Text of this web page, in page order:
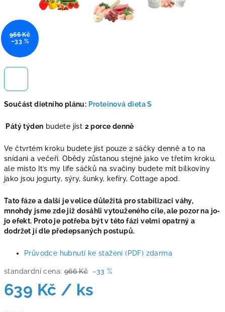
Součást dietního plánu: Proteinová dieta S
Pátý týden budete jíst 2 porce denně
Ve čtvrtém kroku budete jíst pouze 2 sáčky denně a to na
snídani a večeři. Obědy zůstanou stejné jako ve třetím kroku,
ale místo It’s my life sáčků na svačiny budete mít bílkoviny
jako jsou jogurty, sýry, šunky, kefíry, Cottage apod.
Tato fáze a další je velice důležitá pro stabilizaci váhy,
mnohdy jsme zde již dosáhli vytouženého cíle, ale pozor na jo-
jo efekt. Proto je potřeba být v této fázi velmi opatrný a
dodržet jí dle předepsaných postupů.
Průvodce hubnutí ke stažení (PDF) zdarma
standardní cena: 966 Kč –33 %
639 Kč / ks
966 Kč
–33 %